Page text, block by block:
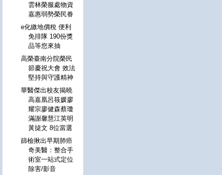
雲林榮服處物資
嘉惠弱勢榮民眷
e化繳地價稅 便利
免排隊 190份獎
品等您來抽
高榮臺南分院榮民
節慶祝大會 效法
堅持與守護精神
華醫傑出校友揭曉
高嘉凰呂筱媛廖
耀宗廖健森蔡瓊
滿謝馨慧江英明
黃㨗文 8位當選
篩檢揪出早期肺癌
奇美醫：整合手
術室一站式定位
除害/影音